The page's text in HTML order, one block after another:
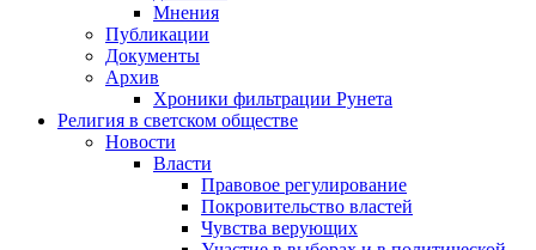
Мнения
Публикации
Документы
Архив
Хроники фильтрации Рунета
Религия в светском обществе
Новости
Власти
Правовое регулирование
Покровительство властей
Чувства верующих